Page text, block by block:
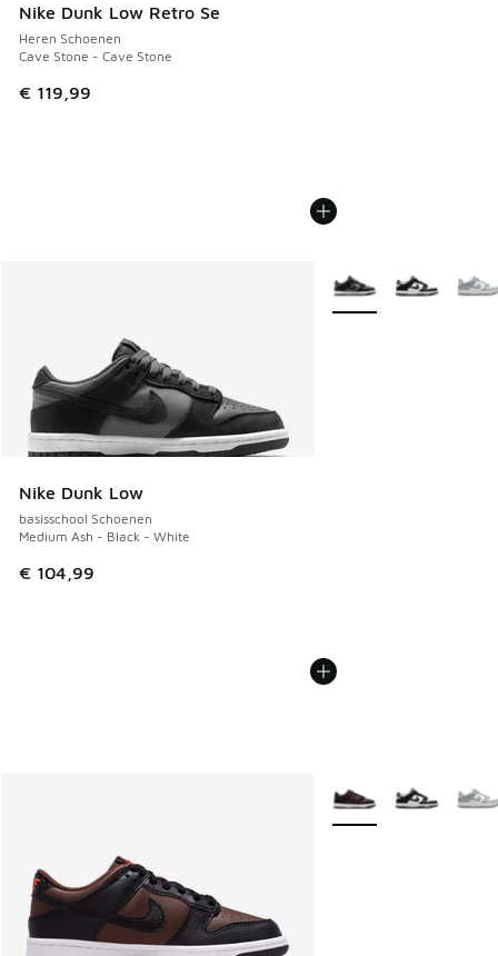
Nike Dunk Low Retro Se
Heren Schoenen
Cave Stone - Cave Stone
€ 119,99
Nike Dunk Low
basisschool Schoenen
Medium Ash - Black - White
€ 104,99
Meer kleuren
Meer kleuren